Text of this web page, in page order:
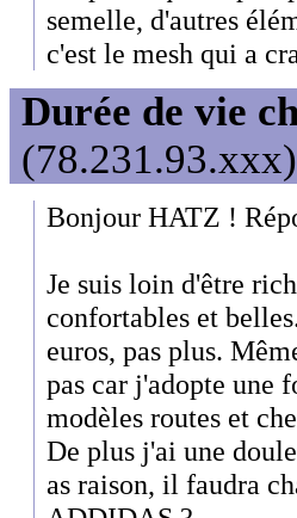
semelle, d'autres
c'est le mesh qui a
Durée de vie
Bonjour HATZ !
Je suis loin d'être
confortables et
euros, pas plus.
pas car j'adopte une
modèles routes et
De plus j'ai une
as raison, il faudra